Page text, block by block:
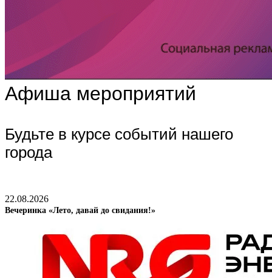
Афиша мероприятий
Будьте в курсе событий нашего
города
22.08.2026
Вечеринка «Лето, давай до свидания!»